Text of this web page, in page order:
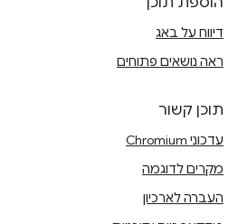
דיווח על באג
ראה נושאים פתוחים
תוכן קשור
עדכוני Chromium
מקרים לדוגמה
העברה לארכיון